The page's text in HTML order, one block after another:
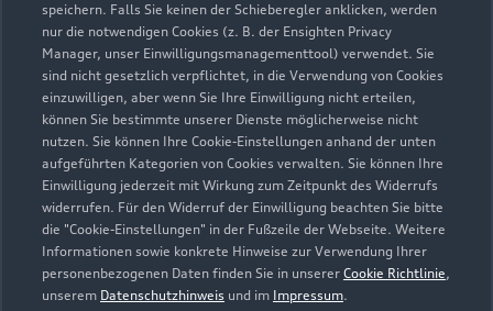
speichern. Falls Sie keinen der Schieberegler anklicken, werden
nur die notwendigen Cookies (z. B. der Ensighten Privacy
Manager, unser Einwilligungsmanagementtool) verwendet. Sie
sind nicht gesetzlich verpflichtet, in die Verwendung von Cookies
einzuwilligen, aber wenn Sie Ihre Einwilligung nicht erteilen,
können Sie bestimmte unserer Dienste möglicherweise nicht
nutzen. Sie können Ihre Cookie-Einstellungen anhand der unten
aufgeführten Kategorien von Cookies verwalten. Sie können Ihre
Einwilligung jederzeit mit Wirkung zum Zeitpunkt des Widerrufs
widerrufen. Für den Widerruf der Einwilligung beachten Sie bitte
die "Cookie-Einstellungen" in der Fußzeile der Webseite. Weitere
Informationen sowie konkrete Hinweise zur Verwendung Ihrer
personenbezogenen Daten finden Sie in unserer Cookie Richtlinie,
unserem Datenschutzhinweis und im Impressum.
info@autohaus-neuling.de
Kontaktdaten herunterladen
Öffnungszeiten
Service
Geschlossen,öffnet amMontag 07:30